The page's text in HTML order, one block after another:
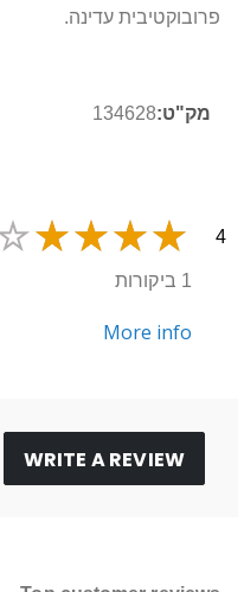
פרובוקטיבית עדינה.
מידע
134628
4
1 ביקורות
More info
WRITE A REVIEW